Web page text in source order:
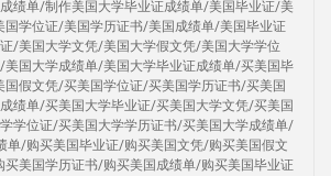
绩单/制作美国大学毕业证成绩单/美国毕业证/美
国学位证/美国学历证书/美国成绩单/美国毕业证
/美国大学文凭/美国大学假文凭/美国大学学位
国大学成绩单/美国大学毕业证成绩单/买美国毕
假文凭/买美国学位证/买美国学历证书/买美国
绩单/买美国大学毕业证/买美国大学文凭/买美国
学位证/买美国大学学历证书/买美国大学成绩单/
单/购买美国毕业证/购买美国文凭/购买美国假文
美国学历证书/购买美国成绩单/购买美国毕业证